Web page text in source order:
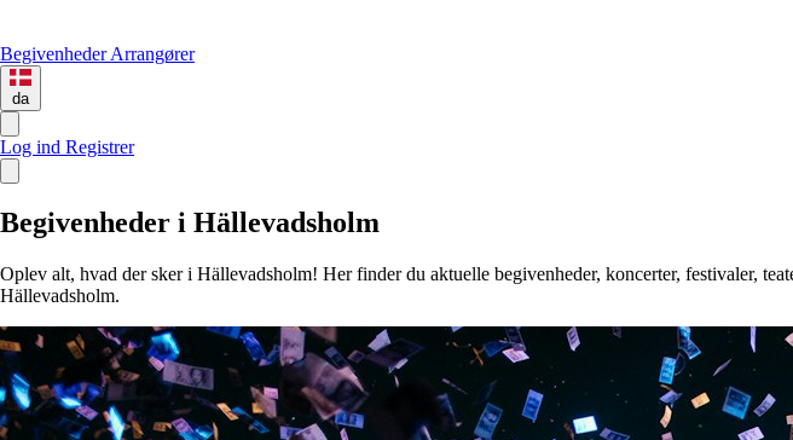
BegivenhederArrangører
da
Log ind Registrer
Begivenheder i Hällevadsholm
Oplev alt, hvad der sker i Hällevadsholm! Her finder du aktuelle begivenheder, koncerter, festivaler,
Hällevadsholm.